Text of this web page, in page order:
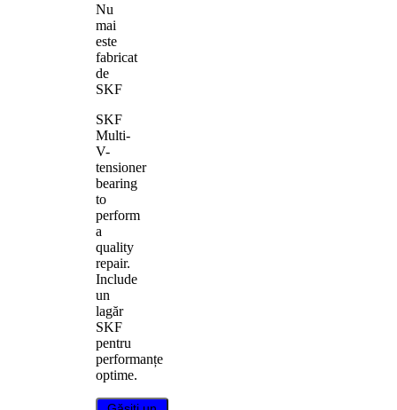
Nu
mai
este
fabricat
de
SKF
SKF
Multi-
V-
tensioner
bearing
to
perform
a
quality
repair.
Include
un
lagăr
SKF
pentru
performanțe
optime.